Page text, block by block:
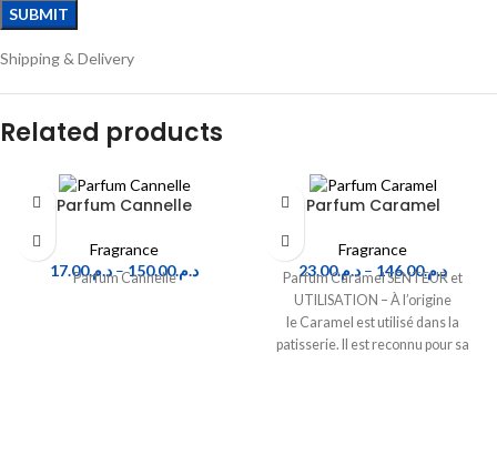
Shipping & Delivery
Related products
Parfum Cannelle
Fragrance
د.م.17.00 – د.م.150.00
Parfum Cannelle
Parfum Caramel
Fragrance
د.م.23.00 – د.م.146.00
Parfum Caramel SENTEUR et
UTILISATION – À l’origine
le Caramel est utilisé dans la
patisserie. Il est reconnu pour sa